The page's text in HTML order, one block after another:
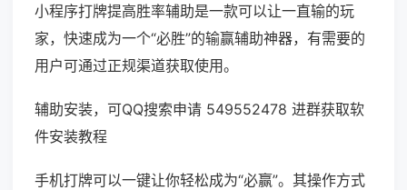
小程序打牌提高胜率辅助是一款可以让一直输的玩
家，快速成为一个“必胜”的输赢辅助神器，有需要的
用户可通过正规渠道获取使用。
辅助安装，可QQ搜索申请 549552478 进群获取软
件安装教程
手机打牌可以一键让你轻松成为“必赢”。其操作方式